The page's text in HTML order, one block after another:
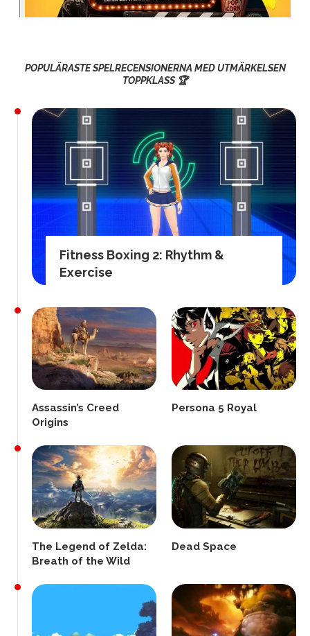
POPULÄRASTE SPELRECENSIONERNA MED UTMÄRKELSEN
TOPPKLASS 🏆
Fitness Boxing 2: Rhythm &
Exercise
Assassin’s Creed
Origins
Persona 5 Royal
The Legend of Zelda:
Breath of the Wild
Dead Space